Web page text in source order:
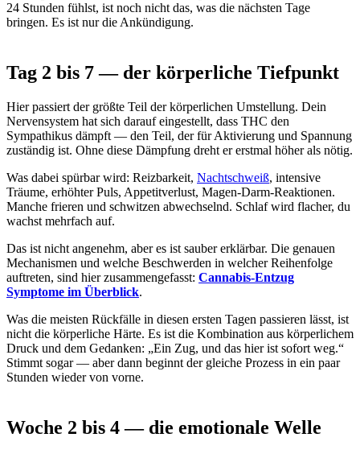
24 Stunden fühlst, ist noch nicht das, was die nächsten Tage
bringen. Es ist nur die Ankündigung.
Tag 2 bis 7 — der körperliche Tiefpunkt
Hier passiert der größte Teil der körperlichen Umstellung. Dein
Nervensystem hat sich darauf eingestellt, dass THC den
Sympathikus dämpft — den Teil, der für Aktivierung und Spannung
zuständig ist. Ohne diese Dämpfung dreht er erstmal höher als nötig.
Was dabei spürbar wird: Reizbarkeit, Nachtschweiß, intensive
Träume, erhöhter Puls, Appetitverlust, Magen-Darm-Reaktionen.
Manche frieren und schwitzen abwechselnd. Schlaf wird flacher, du
wachst mehrfach auf.
Das ist nicht angenehm, aber es ist sauber erklärbar. Die genauen
Mechanismen und welche Beschwerden in welcher Reihenfolge
auftreten, sind hier zusammengefasst: Cannabis-Entzug
Symptome im Überblick.
Was die meisten Rückfälle in diesen ersten Tagen passieren lässt, ist
nicht die körperliche Härte. Es ist die Kombination aus körperlichem
Druck und dem Gedanken: „Ein Zug, und das hier ist sofort weg.“
Stimmt sogar — aber dann beginnt der gleiche Prozess in ein paar
Stunden wieder von vorne.
Woche 2 bis 4 — die emotionale Welle